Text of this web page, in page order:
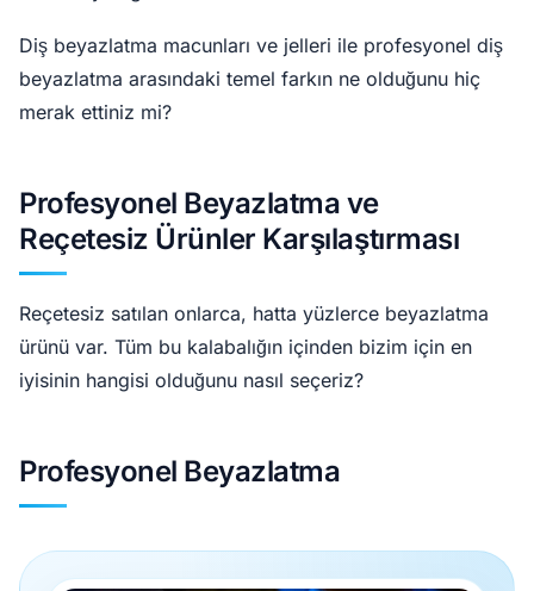
Diş beyazlatma macunları ve jelleri ile profesyonel diş
beyazlatma arasındaki temel farkın ne olduğunu hiç
merak ettiniz mi?
Profesyonel Beyazlatma ve
Reçetesiz Ürünler Karşılaştırması
Reçetesiz satılan onlarca, hatta yüzlerce beyazlatma
ürünü var. Tüm bu kalabalığın içinden bizim için en
iyisinin hangisi olduğunu nasıl seçeriz?
Profesyonel Beyazlatma